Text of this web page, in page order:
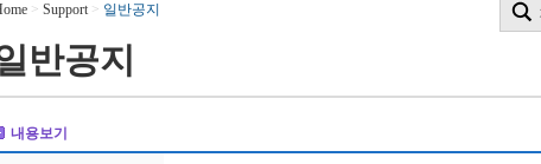
> Support > 일반공지
반공지
내용보기